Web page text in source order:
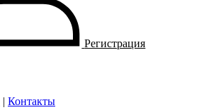
Регистрация
| Контакты